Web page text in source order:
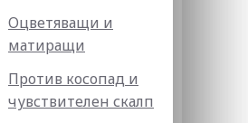
Оцветяващи и
матиращи
Против косопад и
чувствителен скалп